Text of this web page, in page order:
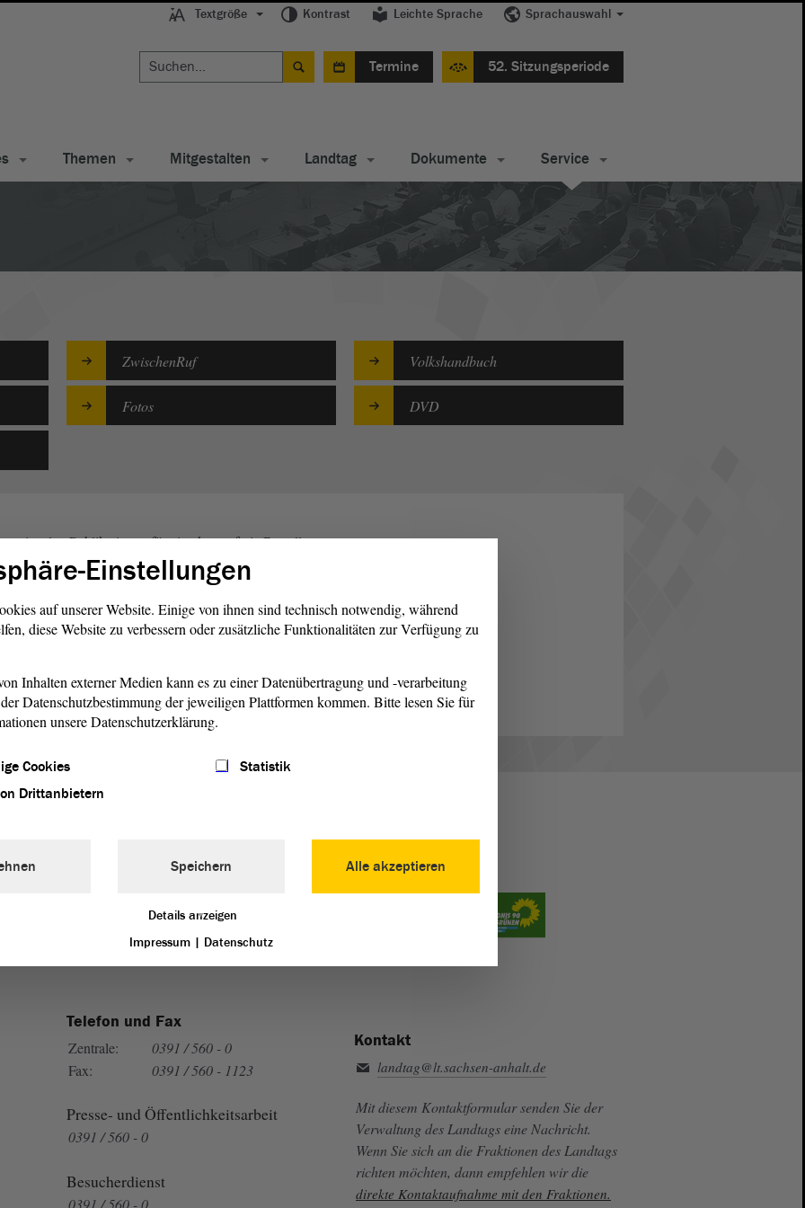
Textgröße Kontrast Leichte Sprache Sprachauswahl
Termine 52. Sitzungsperiode
Themen Mitgestalten Landtag Dokumente Service
ZwischenRuf Volkshandbuch
Fotos DVD
einzelne Publikationen für eine kostenfreie Bestellung
Download angeboten. Die eingestellten Fotos sind
Verwendung im Bereich der Aus- und Weiterbildung ist
Sie sich dazu an die Pressestelle des Landtags von
des Links
www.landtag.sachsen-
von Sachsen-Anhalt vertreten:
Telefon und Fax
Zentrale:
0391 / 560 - 0
Fax:
0391 / 560 - 1123
Presse- und Öffentlichkeitsarbeit
0391 / 560 - 0
Besucherdienst
0391 / 560 - 0
Kontakt
landtag@lt.sachsen-anhalt.de
Mit diesem Kontaktformular senden Sie der
Verwaltung des Landtags eine Nachricht.
Wenn Sie sich an die Fraktionen des Landtags
richten möchten, dann empfehlen wir die
direkte Kontaktaufnahme mit den Fraktionen.
Einstellungen
auf unserer Website. Einige von ihnen sind technisch notwendig, während
diese Website zu verbessern oder zusätzliche Funktionalitäten zur Verfügung zu
Inhalten externer Medien kann es zu einer Datenübertragung und -verarbeitung
Datenschutzbestimmung der jeweiligen Plattformen kommen. Bitte lesen Sie für
unsere Datenschutzerklärung.
Cookies
Statistik
Drittanbietern
Alle akzeptieren
Speichern
Details anzeigen
Impressum | Datenschutz